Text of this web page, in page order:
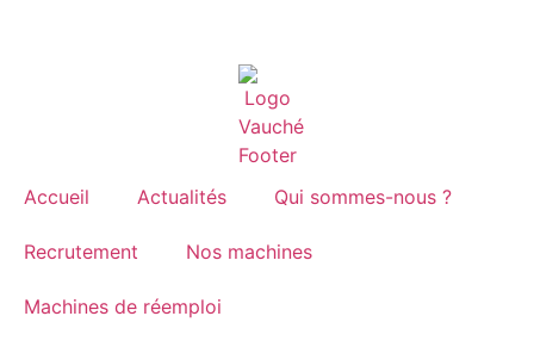
Accueil Actualités Qui sommes-nous ?
Recrutement Nos machines
Machines de réemploi